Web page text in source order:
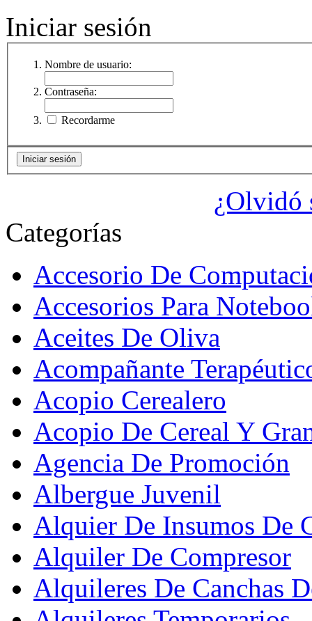
Iniciar sesión
Nombre de usuario:
Contraseña:
Recordarme
¿Olvidó
Categorías
Accesorio De
Accesorios Para
Aceites De Oliva
Acompañante
Acopio Cerealero
Acopio De Cereal Y
Agencia De Promoción
Albergue Juvenil
Alquier De Insumos De
Alquiler De Compresor
Alquileres De Canchas